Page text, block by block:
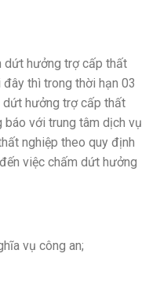
hưởng trợ cấp thất
thì trong thời hạn 03
dứt hưởng trợ cấp thất
với trung tâm dịch vụ
nghiệp theo quy định
việc chấm dứt hưởng
vụ công an;